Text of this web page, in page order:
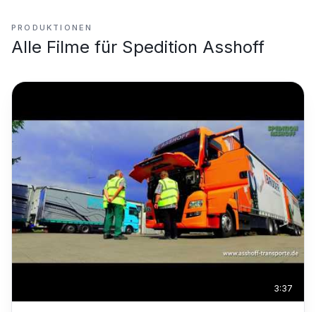
PRODUKTIONEN
Alle Filme für Spedition Asshoff
3:37